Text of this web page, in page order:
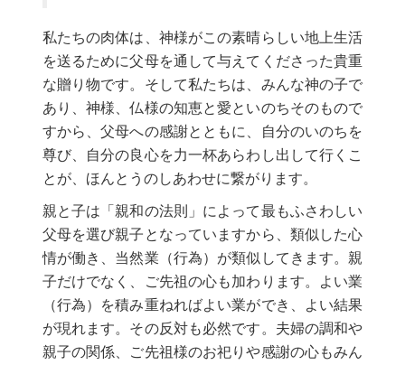
私たちの肉体は、神様がこの素晴らしい地上生活
を送るために父母を通して与えてくださった貴重
な贈り物です。そして私たちは、みんな神の子で
あり、神様、仏様の知恵と愛といのちそのもので
すから、父母への感謝とともに、自分のいのちを
尊び、自分の良心を力一杯あらわし出して行くこ
とが、ほんとうのしあわせに繋がります。
親と子は「親和の法則」によって最もふさわしい
父母を選び親子となっていますから、類似した心
情が働き、当然業（行為）が類似してきます。親
子だけでなく、ご先祖の心も加わります。よい業
（行為）を積み重ねればよい業ができ、よい結果
が現れます。その反対も必然です。夫婦の調和や
親子の関係、ご先祖様のお祀りや感謝の心もみん